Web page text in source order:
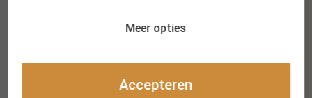
andere partij . Good governance houdt ook in
dat je inspeelt op de behoeften van alle
Meer opties
Accepteren